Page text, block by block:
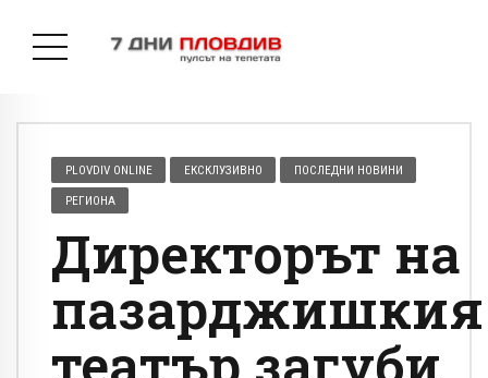
PLOVDIV ONLINE ЕКСКЛУЗИВНО ПОСЛЕДНИ НОВИНИ
РЕГИОНА
Директорът на
пазарджишкия